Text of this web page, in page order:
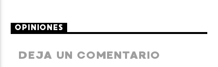
OPINIONES
DEJA UN COMENTARIO